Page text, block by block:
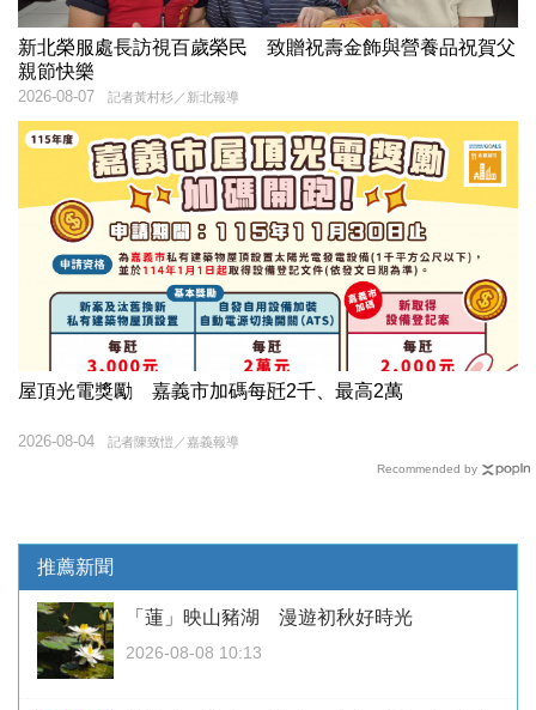
新北榮服處長訪視百歲榮民 致贈祝壽金飾與營養品祝賀父
親節快樂
記者黃村杉／新北報導
2026-08-07
屋頂光電獎勵 嘉義市加碼每瓩2千、最高2萬
記者陳致愷／嘉義報導
2026-08-04
Recommended by
推薦新聞
「蓮」映山豬湖 漫遊初秋好時光
2026-08-08 10:13